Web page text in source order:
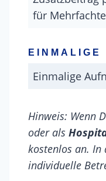
für
EINMALIGE
Einmalige
Hinweis: Wenn
oder als
kostenlos an. In
individuelle